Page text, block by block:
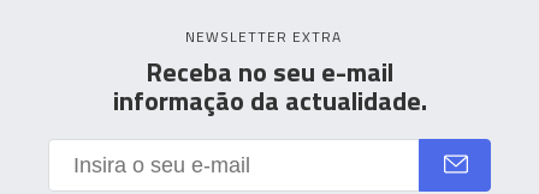
NEWSLETTER EXTRA
Receba no seu e-mail
informação da actualidade.